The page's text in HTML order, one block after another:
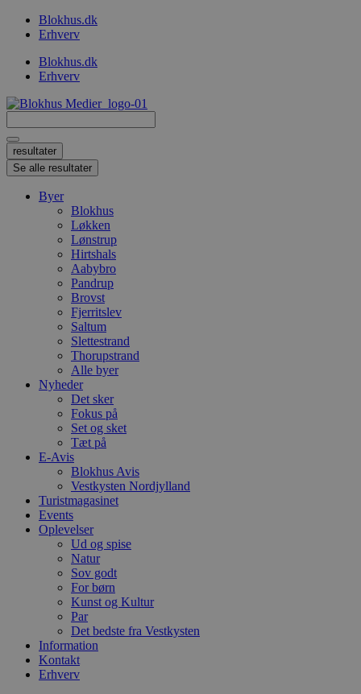
VidereBlokhus.dk
Erhverv
Blokhus.dk
Erhverv
...
resultater
Se alle resultater
Byer
Blokhus
Løkken
Lønstrup
Hirtshals
Aabybro
Pandrup
Brovst
Fjerritslev
Saltum
Slettestrand
Thorupstrand
Alle byer
Nyheder
Det sker
Fokus på
Set og sket
Tæt på
E-Avis
Blokhus Avis
Vestkysten Nordjylland
Turistmagasinet
Events
Oplevelser
Ud og spise
Natur
Sov godt
For børn
Kunst og Kultur
Par
Det bedste fra Vestkysten
Information
Kontakt
Erhverv